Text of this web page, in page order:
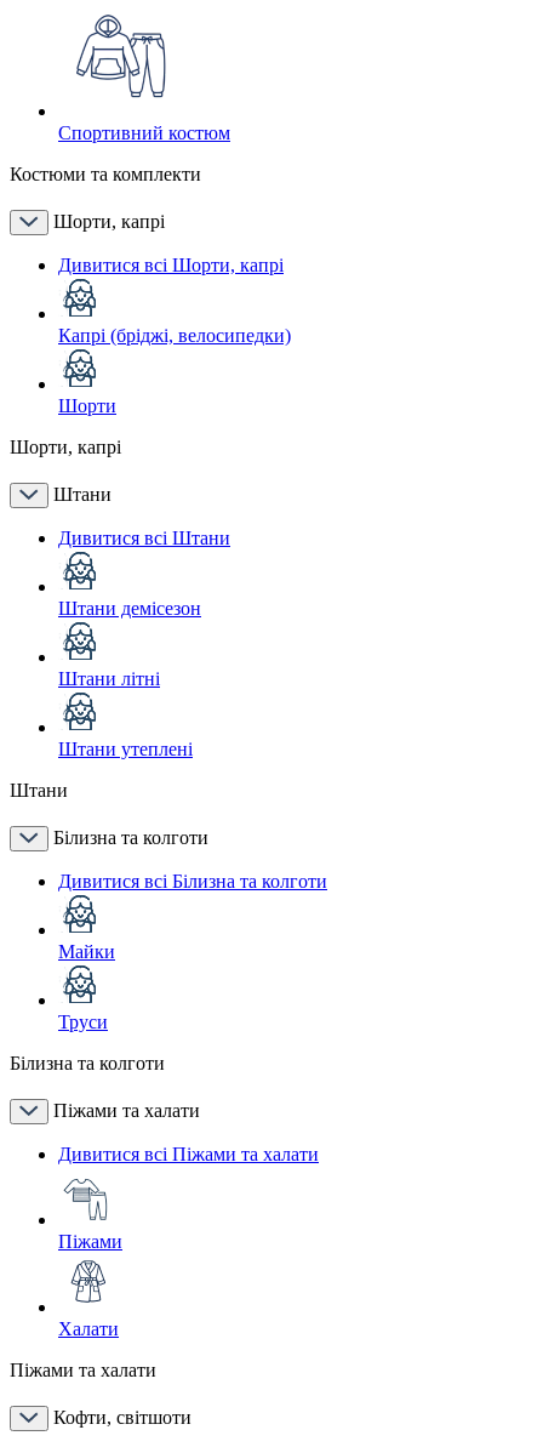
Спортивний костюм
Костюми та комплекти
Шорти, капрі
Дивитися всі Шорти, капрі
Капрі (бріджі, велосипедки)
Шорти
Шорти, капрі
Штани
Дивитися всі Штани
Штани демісезон
Штани літні
Штани утеплені
Штани
Білизна та колготи
Дивитися всі Білизна та колготи
Майки
Труси
Білизна та колготи
Піжами та халати
Дивитися всі Піжами та халати
Піжами
Халати
Піжами та халати
Кофти, світшоти